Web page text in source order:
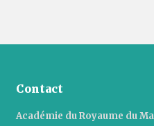
Contact
Académie du Royaume du